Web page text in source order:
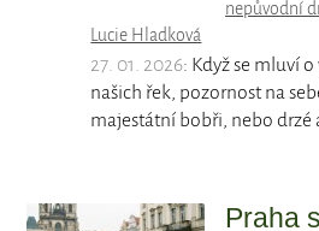
nepůvodní
Lucie Hladková
27. 01. 2026: Když se mluví
našich řek, pozornost na
majestátní bobři, nebo drzé
Praha